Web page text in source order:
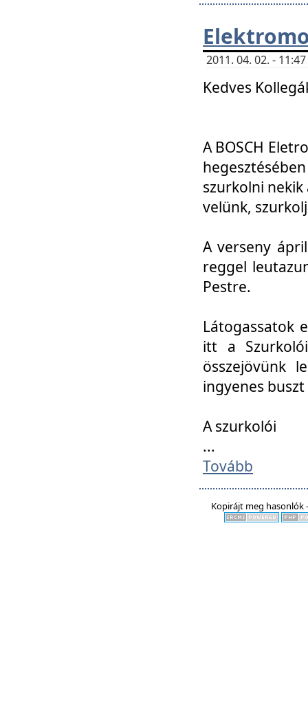
2011. 04. 02. -
Kedves
A BOSCH
szurkolni
velünk,
A verseny
reggel
Pestre.
Látogassatok
itt a
összejövünk
ingyenes
A szurkolói
...
Tovább
Kopirájt meg hasonlók